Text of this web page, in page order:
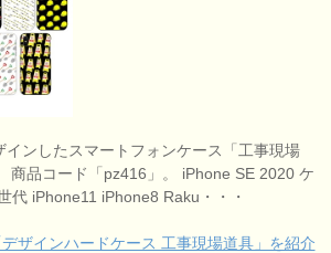
インしたスマートフォンケース「工事現場
商品コード「pz416」。 iPhone SE 2020 ケ
代 iPhone11 iPhone8 Raku・・・
デザインハードケース 工事現場道具」を紹介